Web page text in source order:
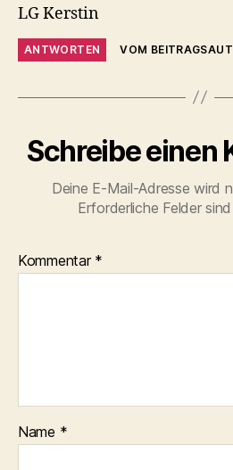
LG Kerstin
ANTWORTEN VOM
Schreibe einen
Deine E-Mail-Adresse wird
Erforderliche Felder
Kommentar *
Name *